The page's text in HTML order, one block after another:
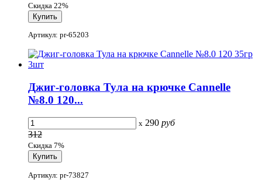
Скидка 22%
Артикул: pr-65203
Джиг-головка Тула на крючке Cannelle
№8.0 120...
x 290 руб
312
Скидка 7%
Артикул: pr-73827